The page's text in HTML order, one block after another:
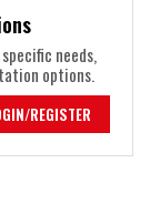
needs,
options.
REGISTER